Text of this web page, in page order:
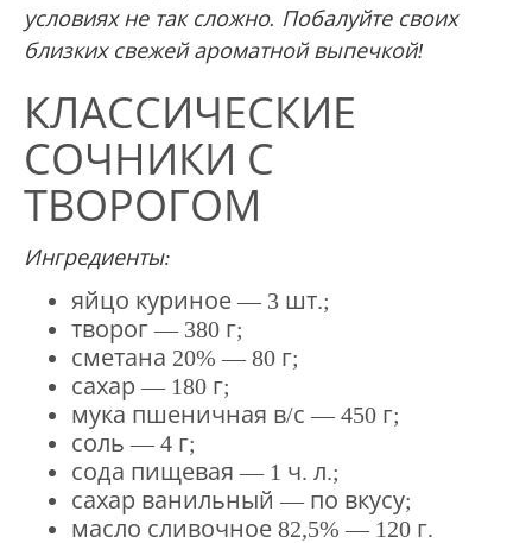
условиях не так сложно. Побалуйте своих
близких свежей ароматной выпечкой!
КЛАССИЧЕСКИЕ
СОЧНИКИ С
ТВОРОГОМ
Ингредиенты:
яйцо куриное — 3 шт.;
творог — 380 г;
сметана 20% — 80 г;
сахар — 180 г;
мука пшеничная в/с — 450 г;
соль — 4 г;
сода пищевая — 1 ч. л.;
сахар ванильный — по вкусу;
масло сливочное 82,5% — 120 г.